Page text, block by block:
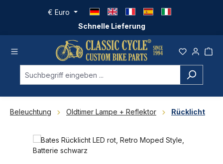
Zum Hauptinhalt springen
Schnelle Lieferung
€ Euro
Beleuchtung Oldtimer Lampe + Reflektor Rücklicht
Bildergalerie überspringen